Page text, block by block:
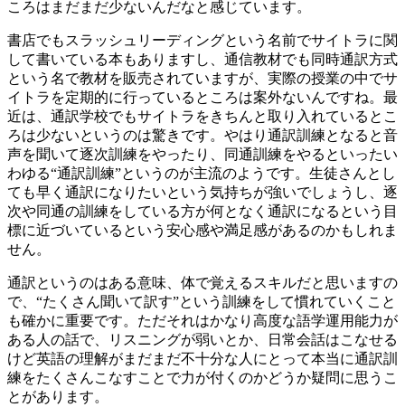
ころはまだまだ少ないんだなと感じています。
書店でもスラッシュリーディングという名前でサイトラに関
して書いている本もありますし、通信教材でも同時通訳方式
という名で教材を販売されていますが、実際の授業の中でサ
イトラを定期的に行っているところは案外ないんですね。最
近は、通訳学校でもサイトラをきちんと取り入れているとこ
ろは少ないというのは驚きです。やはり通訳訓練となると音
声を聞いて逐次訓練をやったり、同通訓練をやるといったい
わゆる“通訳訓練”というのが主流のようです。生徒さんとし
ても早く通訳になりたいという気持ちが強いでしょうし、逐
次や同通の訓練をしている方が何となく通訳になるという目
標に近づいているという安心感や満足感があるのかもしれま
せん。
通訳というのはある意味、体で覚えるスキルだと思いますの
で、“たくさん聞いて訳す”という訓練をして慣れていくこと
も確かに重要です。ただそれはかなり高度な語学運用能力が
ある人の話で、リスニングが弱いとか、日常会話はこなせる
けど英語の理解がまだまだ不十分な人にとって本当に通訳訓
練をたくさんこなすことで力が付くのかどうか疑問に思うこ
とがあります。